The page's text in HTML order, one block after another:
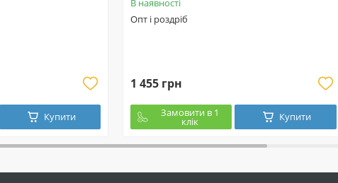
Купити
В наявності
Опт і роздріб
1 455 грн
Замовити в 1
клік Купити